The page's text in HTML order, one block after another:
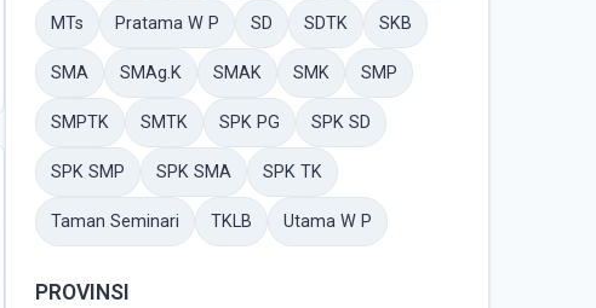
MTs Pratama W P SD SDTK SKB
SMA SMAg.K SMAK SMK SMP
SMPTK SMTK SPK PG SPK SD
SPK SMP SPK SMA SPK TK
Taman Seminari TKLB Utama W P
PROVINSI